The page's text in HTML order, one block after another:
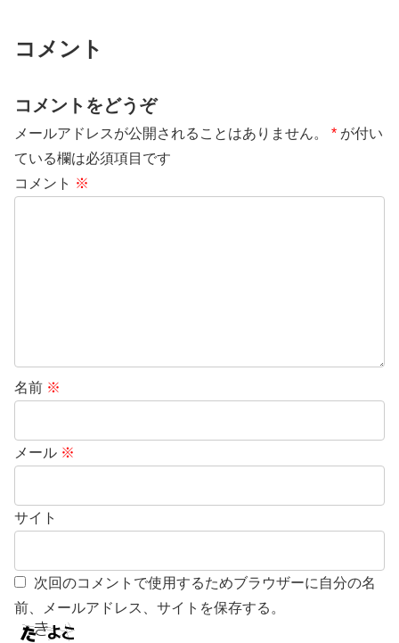
コメント
コメントをどうぞ
メールアドレスが公開されることはありません。 * が付い
ている欄は必須項目です
コメント ※
名前 ※
メール ※
サイト
次回のコメントで使用するためブラウザーに自分の名
前、メールアドレス、サイトを保存する。